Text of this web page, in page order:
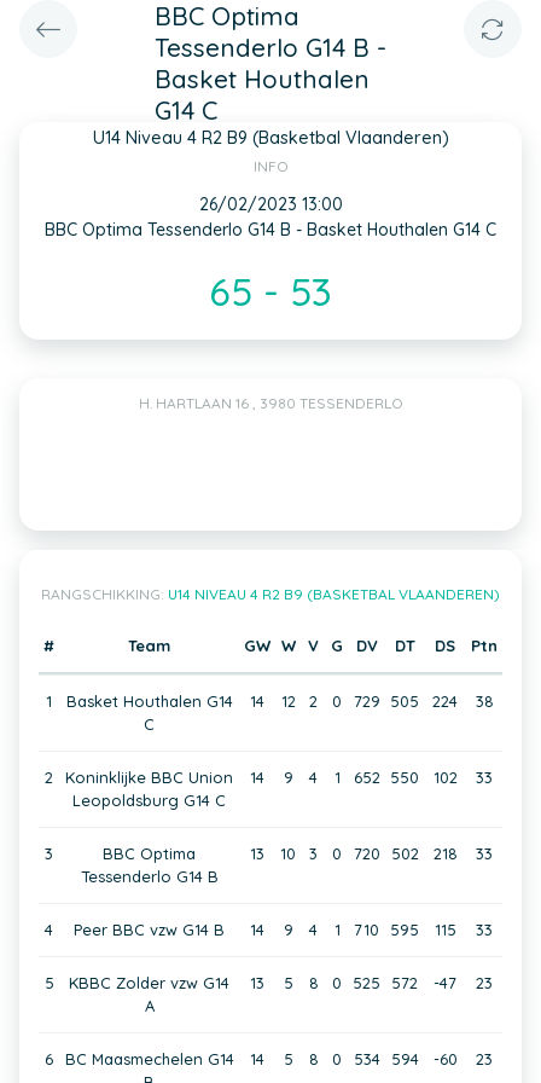
BBC Optima
Tessenderlo G14 B -
Basket Houthalen
G14 C
U14 Niveau 4 R2 B9 (Basketbal Vlaanderen)
INFO
26/02/2023 13:00
BBC Optima Tessenderlo G14 B - Basket Houthalen G14 C
65 - 53
H. HARTLAAN 16 , 3980 TESSENDERLO
RANGSCHIKKING: U14 NIVEAU 4 R2 B9 (BASKETBAL VLAANDEREN)
# Team GW W V G DV DT DS Ptn
1
Basket Houthalen G14
C
14 12 2 0 729 505 224 38
2
Koninklijke BBC Union
Leopoldsburg G14 C
14 9 4 1 652 550 102 33
3
BBC Optima
Tessenderlo G14 B
13 10 3 0 720 502 218 33
4 Peer BBC vzw G14 B 14 9 4 1 710 595 115 33
5
KBBC Zolder vzw G14
A
13 5 8 0 525 572 -47 23
6
BC Maasmechelen G14
14 5 8 0 534 594 -60 23